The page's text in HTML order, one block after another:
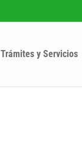
Trámites y Servicios